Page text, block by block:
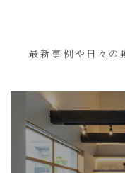
最新事例や日々